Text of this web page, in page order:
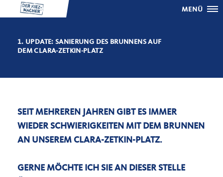
MENÜ
1. UPDATE: SANIERUNG DES BRUNNENS AUF
DEM CLARA-ZETKIN-PLATZ
SEIT MEHREREN JAHREN GIBT ES IMMER
WIEDER SCHWIERIGKEITEN MIT DEM BRUNNEN
AN UNSEREM CLARA-ZETKIN-PLATZ.
GERNE MÖCHTE ICH SIE AN DIESER STELLE